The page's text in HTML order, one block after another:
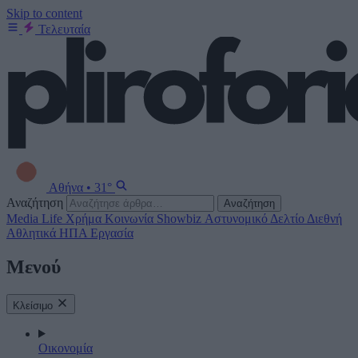
Skip to content
Τελευταία
Αθήνα • 31°
Αναζήτηση
Αναζήτηση
Media Life Χρήμα Κοινωνία Showbiz Αστυνομικό Δελτίο Διεθνή
Αθλητικά ΗΠΑ Εργασία
Μενού
Κλείσιμο
Οικονομία